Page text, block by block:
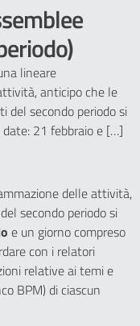
lineare
anticipo che le
del secondo periodo si
21 febbraio e […]
delle attività,
secondo periodo si
e un giorno compreso
con i relatori
relative ai temi e
BPM) di ciascun